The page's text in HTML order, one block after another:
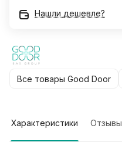
Нашли дешевле?
Все товары Good Door
Характеристики Отзывы